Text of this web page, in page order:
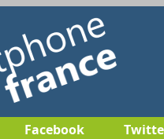
Facebook